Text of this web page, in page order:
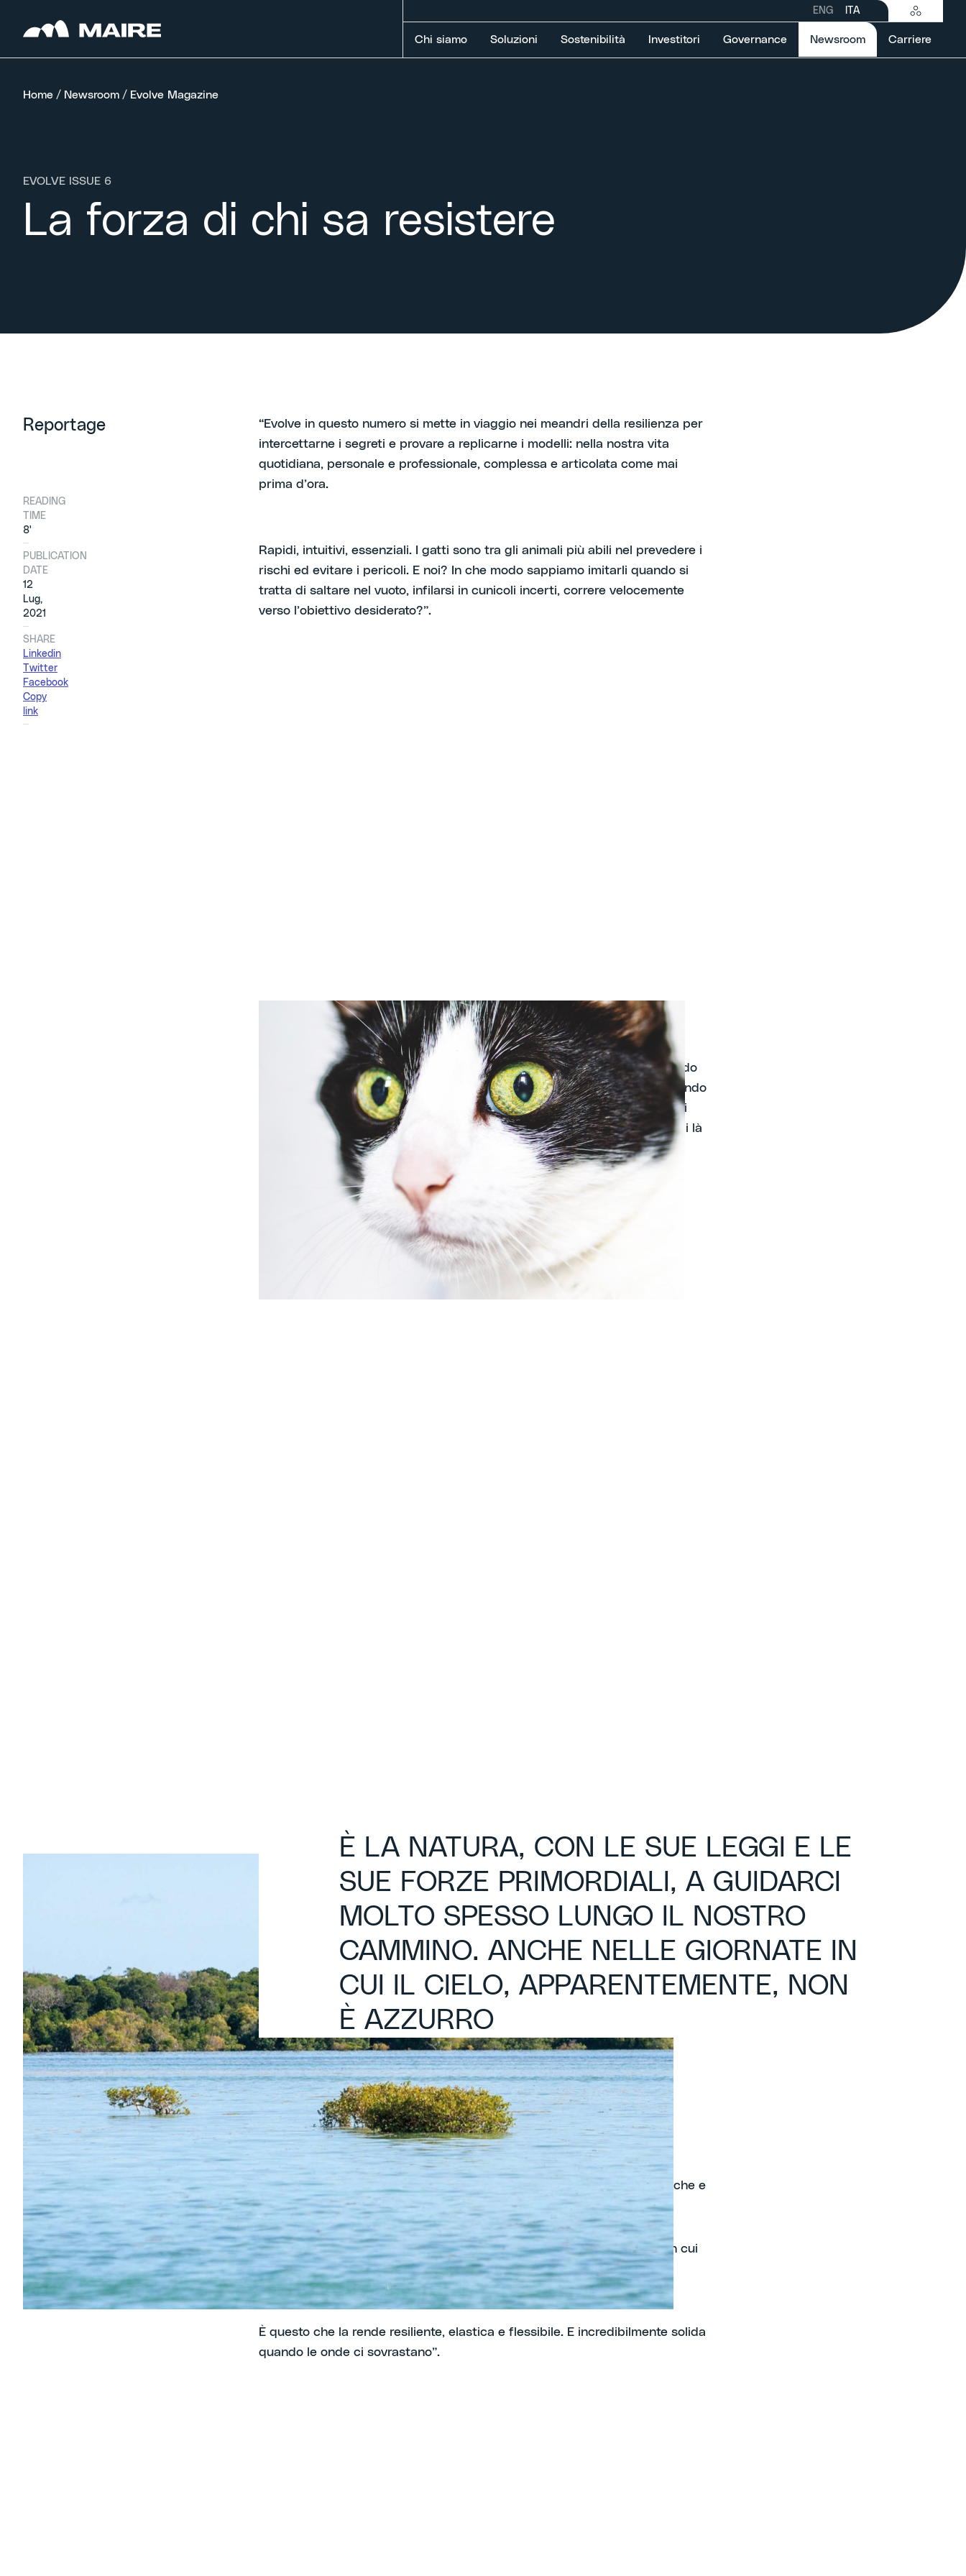
ENG ITA
Chi siamo Soluzioni Sostenibilità Investitori Governance NewsroomSelected item
Carriere
Home / Newsroom / Evolve Magazine
EVOLVE ISSUE 6
La forza di chi sa resistere
Reportage
READING
TIME
8'
PUBLICATION
DATE
12
Lug,
2021
SHARE
Linkedin
Twitter
Facebook
Copy
link
“Evolve in questo numero si mette in viaggio nei meandri della resilienza per
intercettarne i segreti e provare a replicarne i modelli: nella nostra vita
quotidiana, personale e professionale, complessa e articolata come mai
prima d’ora.
Rapidi, intuitivi, essenziali. I gatti sono tra gli animali più abili nel prevedere i
rischi ed evitare i pericoli. E noi? In che modo sappiamo imitarli quando si
tratta di saltare nel vuoto, infilarsi in cunicoli incerti, correre velocemente
verso l’obiettivo desiderato?”.
“Nonostante gli elementi che le circondano, le piante crescono inseguendo
la luce, con tenacia e resilienza. Le radici affondano nel terreno scavalcando
rocce e minerali. O resistono al movimento delle acque, lungo i fiumi e nei
torrenti, così come i rami puntano verso il sole, per nutrirsi di energia al di là
È la natura, con le sue leggi e le sue forze primordiali, a guidarci molto
spesso lungo il nostro cammino. Anche nelle giornate in cui il cielo,
apparentemente, non è azzurro”.
È LA NATURA, CON LE SUE LEGGI E LE
SUE FORZE PRIMORDIALI, A GUIDARCI
MOLTO SPESSO LUNGO IL NOSTRO
CAMMINO. ANCHE NELLE GIORNATE IN
CUI IL CIELO, APPARENTEMENTE, NON
È AZZURRO
“Come fa la nostra vela a tendersi all’inverosimile, nonostante le burrasche e
i venti che soffiano per spingerci fuori dal cammino?
Il segreto è nel tessuto con cui l’abbiamo generata, con la pazienza con cui
l’abbiamo rinforzata.
È questo che la rende resiliente, elastica e flessibile. E incredibilmente solida
quando le onde ci sovrastano”.